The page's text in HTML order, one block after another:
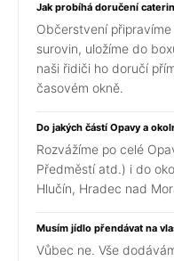
Jak probíhá doručení
Občerstvení
surovin, uložíme do
naši řidiči ho doručí
časovém okně.
Do jakých částí Opavy a
Rozvážíme po celé
Předměstí atd.) i do
Hlučín, Hradec nad
Musím jídlo přendávat na
Vůbec ne. Vše